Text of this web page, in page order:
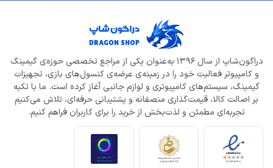
دراگون‌شاپ از سال 1396 به‌عنوان یکی از مراجع تخصصی حوزه‌ی گیمینگ
و کامپیوتر فعالیت خود را در زمینه‌ی عرضه‌ی کنسول‌های بازی، تجهیزات
گیمینگ، سیستم‌های کامپیوتری و لوازم جانبی آغاز کرده است. ما با تکیه
بر اصالت کالا، قیمت‌گذاری منصفانه و پشتیبانی حرفه‌ای، تلاش می‌کنیم
تجربه‌ای مطمئن و لذت‌بخش از خرید را برای کاربران فراهم کنیم.